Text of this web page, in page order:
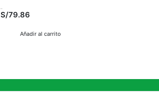
S/79.86
Añadir al carrito